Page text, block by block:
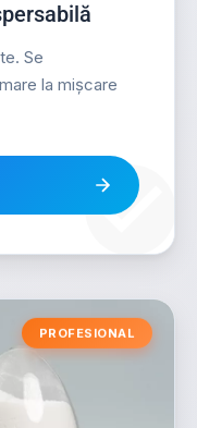
Se
la mișcare
PROFESIONAL